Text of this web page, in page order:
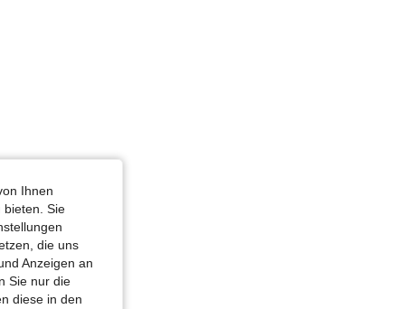
Ihnen
bieten. Sie
die uns
Anzeigen an
Sie nur die
diese in den